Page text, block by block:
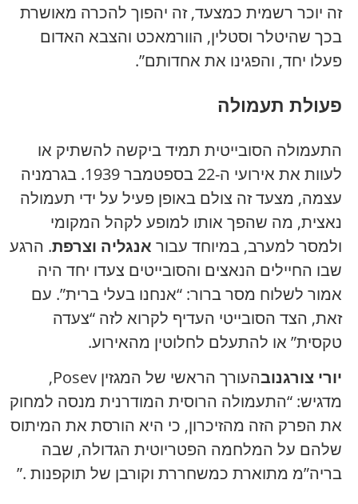
זה יוכר רשמית כמצעד, זה יהפוך להכרה מאושרת
בכך שהיטלר וסטלין, הוורמאכט והצבא האדום
פעלו יחד, והפגינו את אחדותם”.
פעולת תעמולה
התעמולה הסובייטית תמיד ביקשה להשתיק או
לעוות את אירועי ה-22 בספטמבר 1939. בגרמניה
עצמה, מצעד זה צולם באופן פעיל על ידי תעמולה
נאצית, מה שהפך אותו למופע לקהל המקומי
ולמסר למערב, במיוחד עבור אנגליה וצרפת. הרגע
שבו החיילים הנאצים והסובייטים צעדו יחד היה
אמור לשלוח מסר ברור: “אנחנו בעלי ברית”. עם
זאת, הצד הסובייטי העדיף לקרוא לזה “צעדה
טקסית” או להתעלם לחלוטין מהאירוע.
יורי צורגנוב
העורך הראשי של המגזין Posev,
מדגיש: “התעמולה הרוסית המודרנית מנסה למחוק
את הפרק הזה מהזיכרון, כי היא הורסת את המיתוס
שלהם על המלחמה הפטריוטית הגדולה, שבה
בריה”מ מתוארת כמשחררת וקורבן של תוקפנות .”